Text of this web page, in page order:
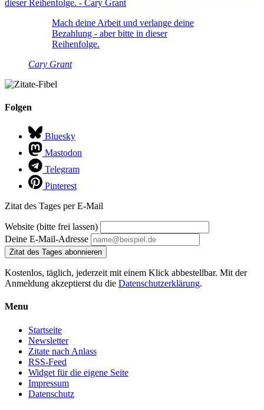
Mach deine Arbeit und verlange deine
Bezahlung - aber bitte in dieser
Reihenfolge.
Cary Grant
Folgen
Bluesky
Mastodon
Telegram
Pinterest
Zitat des Tages per E-Mail
Website (bitte frei lassen)
Deine E-Mail-Adresse
Zitat des Tages abonnieren
Kostenlos, täglich, jederzeit mit einem Klick abbestellbar. Mit der
Anmeldung akzeptierst du die Datenschutzerklärung.
Menu
Startseite
Newsletter
Zitate nach Anlass
RSS-Feed
Widget für die eigene Seite
Impressum
Datenschutz